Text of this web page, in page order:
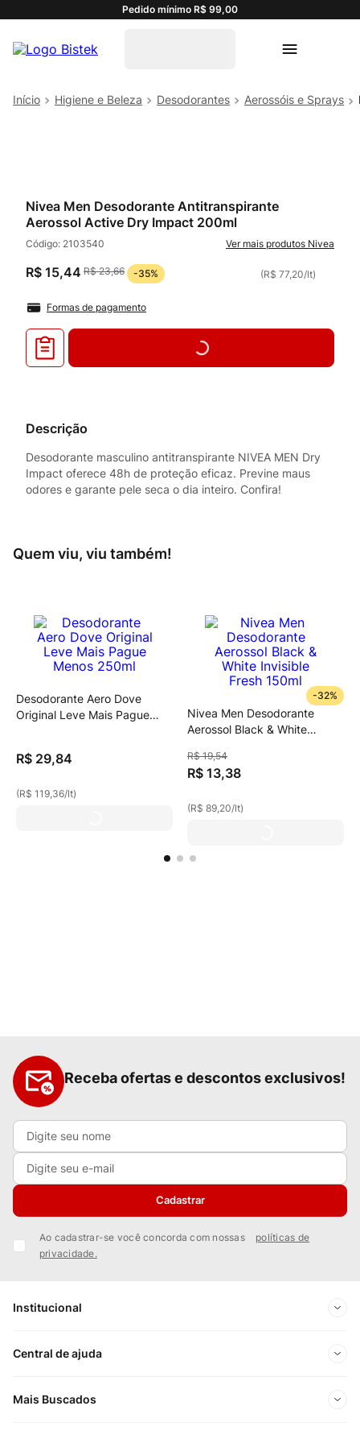
Pedido mínimo R$ 99,00
Higiene e Beleza Desodorantes Aerossóis e Sprays
Nivea Men Desodorante Antitranspirante
Aerossol Active Dry Impact 200ml
Código: 2103540 Nivea
R$ 15,44 R$ 23,66 -35% (R$ 77,20/lt)
Formas de pagamento
Descrição
Desodorante masculino antitranspirante NIVEA MEN Dry
Impact oferece 48h de proteção eficaz. Previne maus
odores e garante pele seca o dia inteiro. Confira!
Quem viu, viu também!
Desodorante Aero Dove
Original Leve Mais Pague
R$ 29,84
(R$ 119,36/lt)
-32%
Nivea Men Desodorante
Aerossol Black & White
R$ 19,54
R$ 13,38
(R$ 89,20/lt)
Receba ofertas e descontos exclusivos!
Cadastrar
Ao cadastrar-se você concorda com nossas
políticas de
privacidade.
Institucional
Sobre Nós
Central de ajuda
Minha conta
Mais Buscados